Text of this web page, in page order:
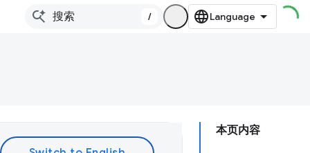
/
本页内容